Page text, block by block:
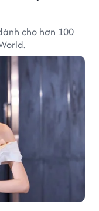
cho hơn 100